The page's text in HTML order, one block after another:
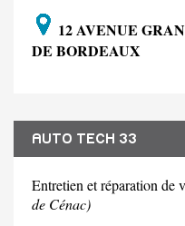
12 AVENUE
DE BORDEAUX
AUTO TECH 33
Entretien et réparation
de Cénac)